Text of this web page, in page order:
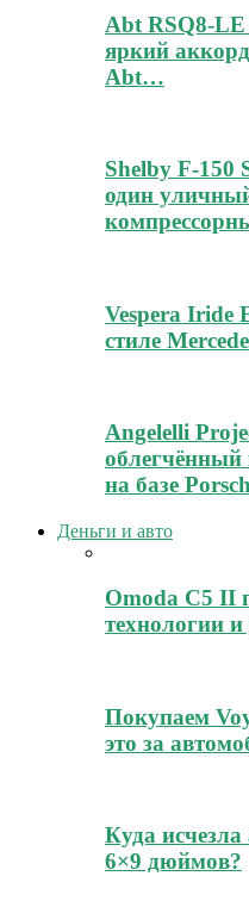
Abt RSQ8-
яркий
Abt…
Shelby F-150
один
Vespera Iride
стиле
Angelelli
облегчённый
на базе
Деньги и авто
Omoda C5 II
технологии
Покупаем
это за
Куда
6×9 дюймов?